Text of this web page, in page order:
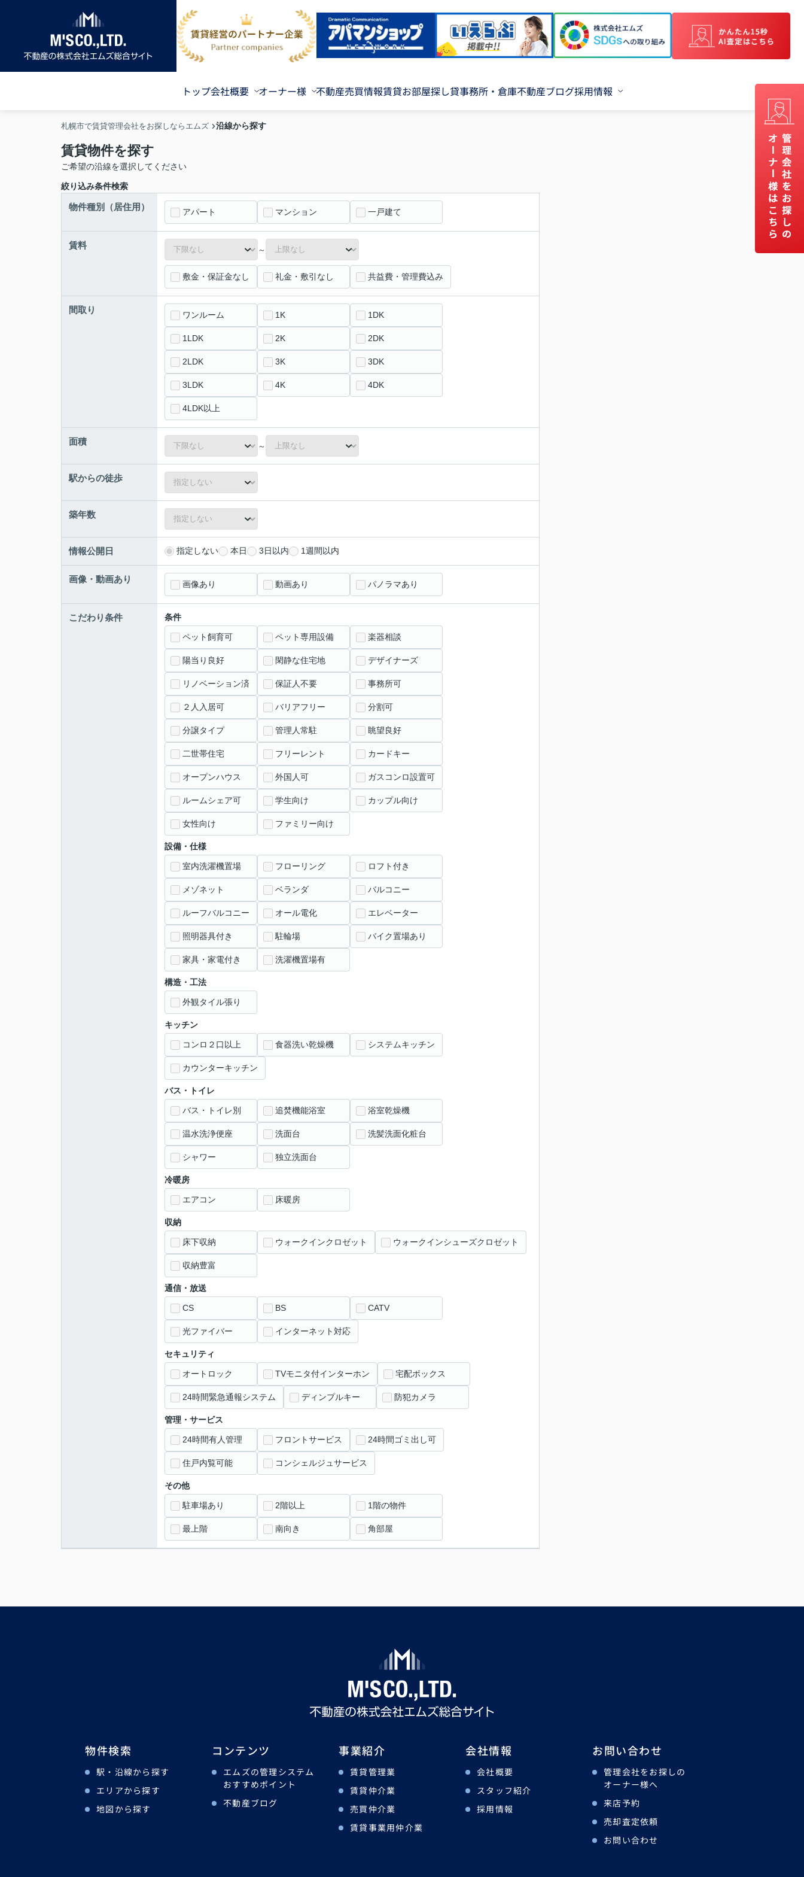
トップ会社概要 オーナー様 不動産売買情報賃貸お部屋探し貸事務所・倉庫不動産ブログ採用情報
札幌市で賃貸管理会社をお探しならエムズ 沿線から探す
賃貸物件を探す
ご希望の沿線を選択してください
絞り込み条件検索
物件種別（居住用） アパート マンション 一戸建て
賃料 ～
敷金・保証金なし 礼金・敷引なし 共益費・管理費込み
間取り ワンルーム 1K 1DK
1LDK 2K 2DK
2LDK 3K 3DK
3LDK 4K 4DK
4LDK以上
面積 ～
駅からの徒歩
築年数
情報公開日 指定しない 本日 3日以内 1週間以内
画像・動画あり 画像あり 動画あり パノラマあり
こだわり条件 条件
ペット飼育可 ペット専用設備 楽器相談
陽当り良好 閑静な住宅地 デザイナーズ
リノベーション済 保証人不要 事務所可
２人入居可 バリアフリー 分割可
分譲タイプ 管理人常駐 眺望良好
二世帯住宅 フリーレント カードキー
オープンハウス 外国人可 ガスコンロ設置可
ルームシェア可 学生向け カップル向け
女性向け ファミリー向け
設備・仕様
室内洗濯機置場 フローリング ロフト付き
メゾネット ベランダ バルコニー
ルーフバルコニー オール電化 エレベーター
照明器具付き 駐輪場 バイク置場あり
家具・家電付き 洗濯機置場有
構造・工法
外観タイル張り
キッチン
コンロ２口以上 食器洗い乾燥機 システムキッチン
カウンターキッチン
バス・トイレ
バス・トイレ別 追焚機能浴室 浴室乾燥機
温水洗浄便座 洗面台 洗髪洗面化粧台
シャワー 独立洗面台
冷暖房
エアコン 床暖房
収納
床下収納 ウォークインクロゼット ウォークインシューズクロゼット
収納豊富
通信・放送
CS BS CATV
光ファイバー インターネット対応
セキュリティ
オートロック TVモニタ付インターホン 宅配ボックス
24時間緊急通報システム ディンプルキー 防犯カメラ
管理・サービス
24時間有人管理 フロントサービス 24時間ゴミ出し可
住戸内覧可能 コンシェルジュサービス
その他
駐車場あり 2階以上 1階の物件
最上階 南向き 角部屋
物件検索
駅・沿線から探す
エリアから探す
地図から探す
コンテンツ
エムズの管理システム
おすすめポイント
不動産ブログ
事業紹介
賃貸管理業
賃貸仲介業
売買仲介業
賃貸事業用仲介業
会社情報
会社概要
スタッフ紹介
採用情報
お問い合わせ
管理会社をお探しの
オーナー様へ
来店予約
売却査定依頼
お問い合わせ